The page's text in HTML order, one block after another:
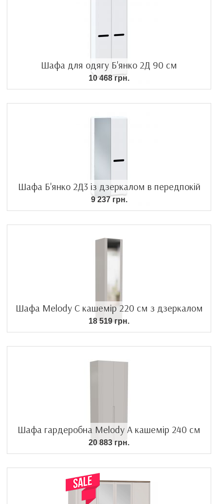
Шафа для одягу Б'янко 2Д 90 см
10 468 грн.
Шафа Б'янко 2Д3 із дзеркалом в передпокій
9 237 грн.
Шафа Melody C кашемір 220 см з дзеркалом
18 519 грн.
Шафа гардеробна Melody A кашемір 240 см
20 883 грн.